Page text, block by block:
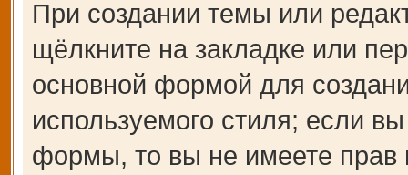
При создании темы или
щёлкните на закладке или
основной формой для
используемого стиля; если
формы, то вы не имеете прав